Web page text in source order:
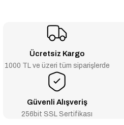
Ücretsiz Kargo
1000 TL ve üzeri tüm siparişlerde
Güvenli Alışveriş
256bit SSL Sertifikası